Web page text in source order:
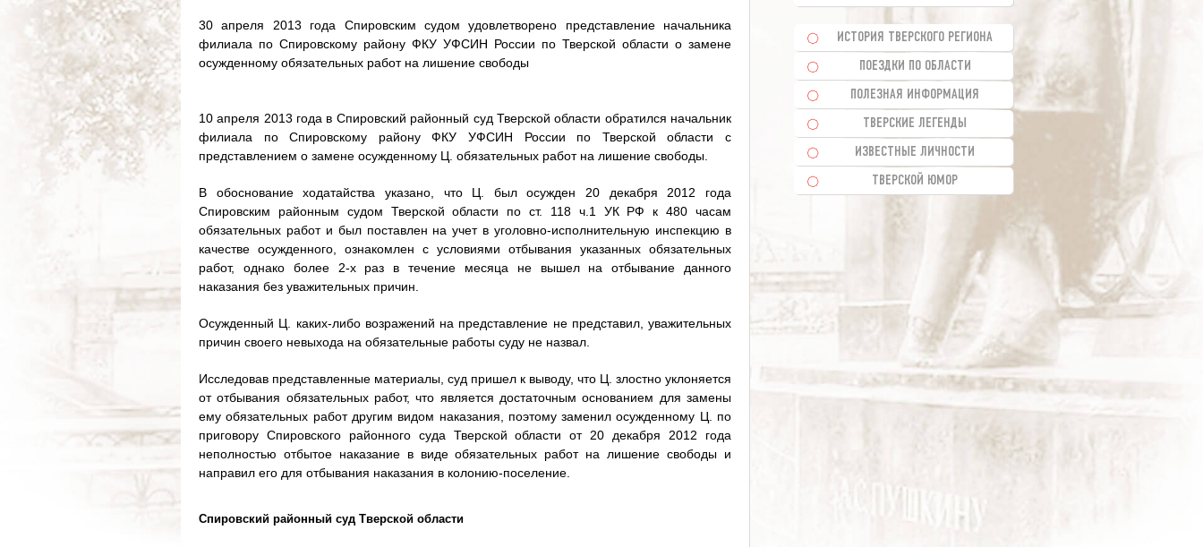
30 апреля 2013 года Спировским судом удовлетворено представление начальника
филиала по Спировскому району ФКУ УФСИН России по Тверской области о замене
осужденному обязательных работ на лишение свободы
10 апреля 2013 года в Спировский районный суд Тверской области обратился начальник
филиала по Спировскому району ФКУ УФСИН России по Тверской области с
представлением о замене осужденному Ц. обязательных работ на лишение свободы.
В обоснование ходатайства указано, что Ц. был осужден 20 декабря 2012 года
Спировским районным судом Тверской области по ст. 118 ч.1 УК РФ к 480 часам
обязательных работ и был поставлен на учет в уголовно-исполнительную инспекцию в
качестве осужденного, ознакомлен с условиями отбывания указанных обязательных
работ, однако более 2-х раз в течение месяца не вышел на отбывание данного
наказания без уважительных причин.
Осужденный Ц. каких-либо возражений на представление не представил, уважительных
причин своего невыхода на обязательные работы суду не назвал.
Исследовав представленные материалы, суд пришел к выводу, что Ц. злостно уклоняется
от отбывания обязательных работ, что является достаточным основанием для замены
ему обязательных работ другим видом наказания, поэтому заменил осужденному Ц. по
приговору Спировского районного суда Тверской области от 20 декабря 2012 года
неполностью отбытое наказание в виде обязательных работ на лишение свободы и
направил его для отбывания наказания в колонию-поселение.
Спировский районный суд Тверской области
ИСТОРИЯ ТВЕРСКОГО РЕГИОНА
ПОЕЗДКИ ПО ОБЛАСТИ
ПОЛЕЗНАЯ ИНФОРМАЦИЯ
ТВЕРСКИЕ ЛЕГЕНДЫ
ИЗВЕСТНЫЕ ЛИЧНОСТИ
ТВЕРСКОЙ ЮМОР